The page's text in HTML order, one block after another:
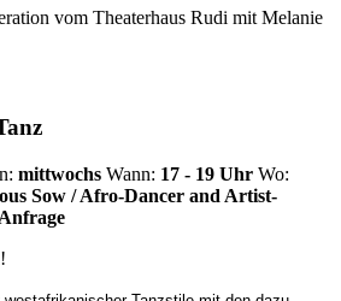
vom Theaterhaus Rudi mit Melanie
mittwochs Wann: 17 - 19 Uhr Wo:
Sow / Afro-Dancer and Artist-